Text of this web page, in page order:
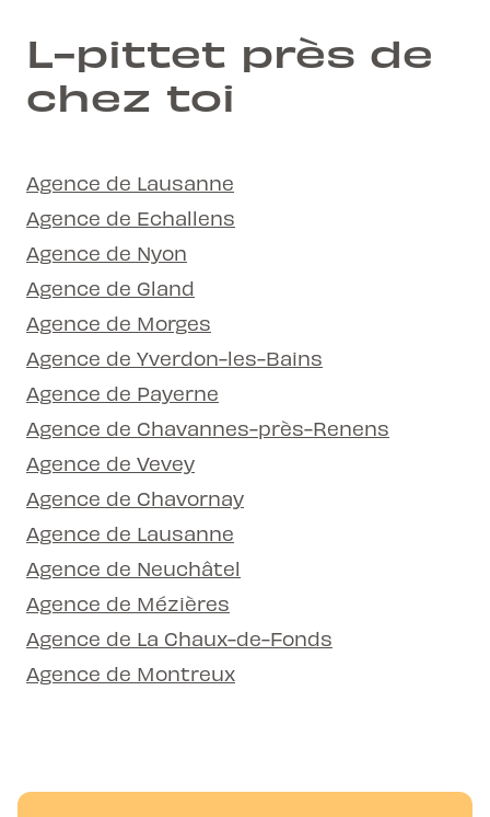
L-pittet près de
chez toi
Agence de Lausanne
Agence de Echallens
Agence de Nyon
Agence de Gland
Agence de Morges
Agence de Yverdon-les-Bains
Agence de Payerne
Agence de Chavannes-près-Renens
Agence de Vevey
Agence de Chavornay
Agence de Lausanne
Agence de Neuchâtel
Agence de Mézières
Agence de La Chaux-de-Fonds
Agence de Montreux